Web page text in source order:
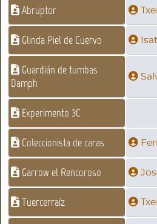
Abruptor
Glinda Piel de Cuervo
Guardián de tumbas
Damph
Experimento 3C
Coleccionista de caras
Garrow el Rencoroso
Tuercerraíz